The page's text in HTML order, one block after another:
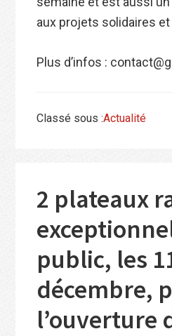
aux projets solidaires
Plus d’infos :
Classé sous :Actualité
2 plateaux
public, les
décembre,
l’ouverture